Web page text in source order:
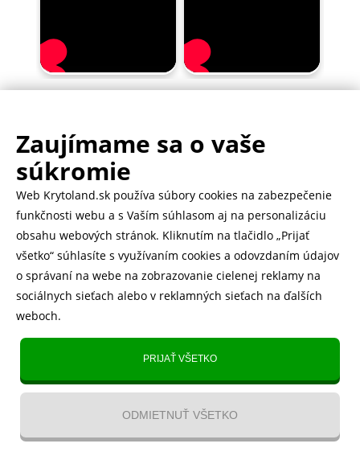
.
Rychlé doručenie 1-2 dní
Heurekazobraziť recenzie
Instagram5.643 fanúšikov
TikTok4.833 fanúšikov
Zaujímame sa o vaše
súkromie
Web Krytoland.sk používa súbory cookies na zabezpečenie
funkčnosti webu a s Vaším súhlasom aj na personalizáciu
obsahu webových stránok. Kliknutím na tlačidlo „Prijať
všetko“ súhlasíte s využívaním cookies a odovzdaním údajov
o správaní na webe na zobrazovanie cielenej reklamy na
sociálnych sieťach alebo v reklamných sieťach na ďalších
weboch.
PRIJAŤ VŠETKO
ODMIETNUŤ VŠETKO